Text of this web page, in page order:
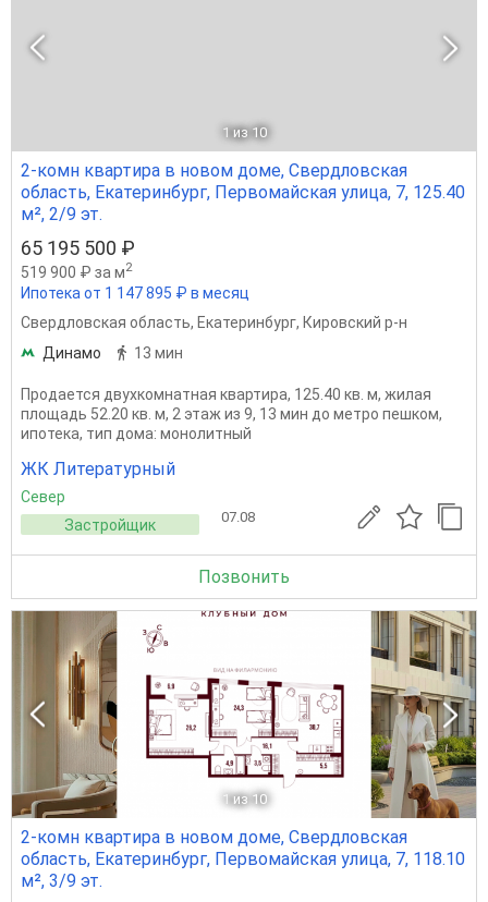
1 из 10
2-комн квартира в новом доме, Свердловская
область, Екатеринбург, Первомайская улица, 7, 125.40
м², 2/9 эт.
65 195 500 ₽
519 900 ₽ за м2
Ипотека от 1 147 895 ₽ в месяц
Свердловская область, Екатеринбург, Кировский р-н
Динамо
13 мин
Продается двухкомнатная квартира, 125.40 кв. м, жилая
площадь 52.20 кв. м, 2 этаж из 9, 13 мин до метро пешком,
ипотека, тип дома: монолитный
ЖК Литературный
Север
Застройщик
07.08
Позвонить
1 из 10
2-комн квартира в новом доме, Свердловская
область, Екатеринбург, Первомайская улица, 7, 118.10
м², 3/9 эт.